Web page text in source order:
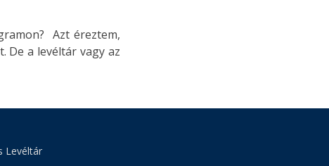
Azt éreztem,
De a levéltár vagy az
Levéltár